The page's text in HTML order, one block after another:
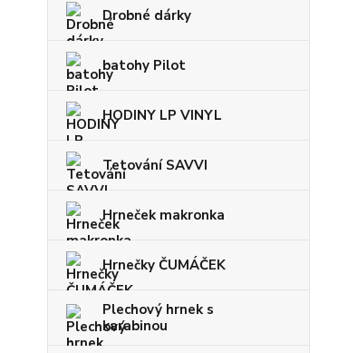
Drobné dárky
batohy Pilot
HODINY LP VINYL
Tetování SAVVI
Hrneček makronka
Hrnečky ČUMÁČEK
Plechový hrnek s
karabinou